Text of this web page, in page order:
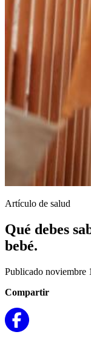
Artículo de salud
Qué debes
bebé.
Publicado noviembre
Compartir